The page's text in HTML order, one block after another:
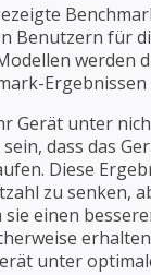
Benutzern für
werden
Gerät unter
dass das
Diese
zu senken,
einen
unter